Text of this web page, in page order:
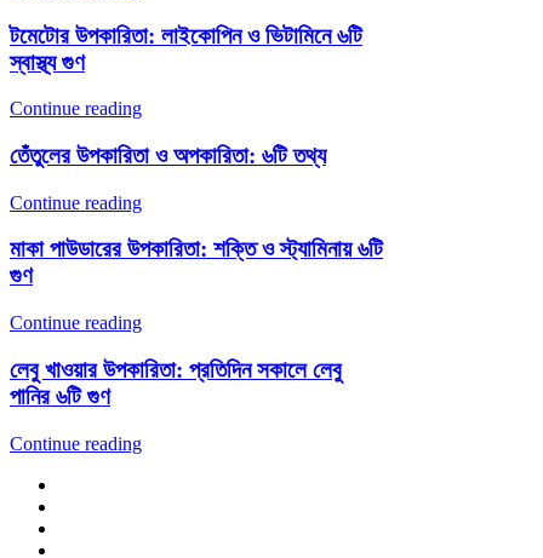
টমেটোর উপকারিতা: লাইকোপিন ও ভিটামিনে ৬টি
স্বাস্থ্য গুণ
Continue reading
তেঁতুলের উপকারিতা ও অপকারিতা: ৬টি তথ্য
Continue reading
মাকা পাউডারের উপকারিতা: শক্তি ও স্ট্যামিনায় ৬টি
গুণ
Continue reading
লেবু খাওয়ার উপকারিতা: প্রতিদিন সকালে লেবু
পানির ৬টি গুণ
Continue reading